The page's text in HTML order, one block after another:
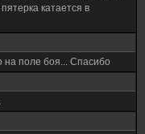
катается в
на поле боя... Спасибо